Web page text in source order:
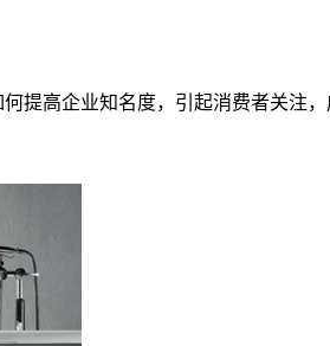
提高企业知名度，引起消费者关